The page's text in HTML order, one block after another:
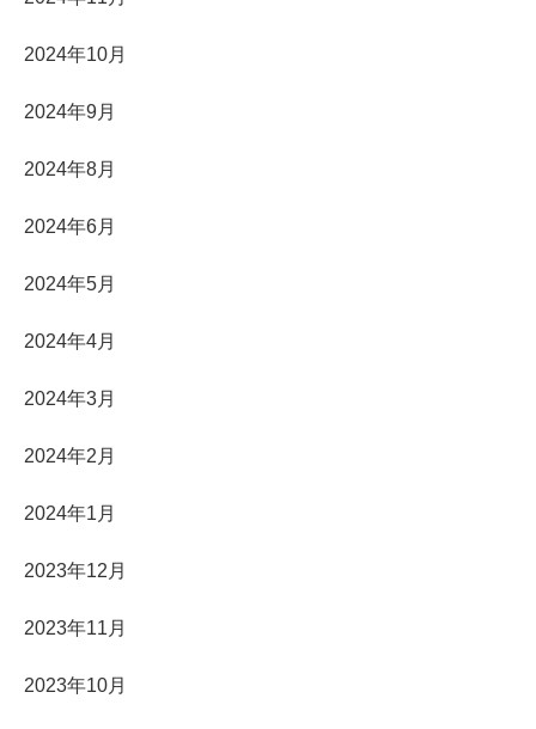
2024年10月
2024年9月
2024年8月
2024年6月
2024年5月
2024年4月
2024年3月
2024年2月
2024年1月
2023年12月
2023年11月
2023年10月